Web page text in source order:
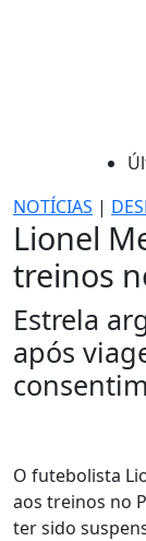
NOTÍCIAS |
Lionel
treinos
Estrela
após
O futebolista
aos treinos no
ter sido